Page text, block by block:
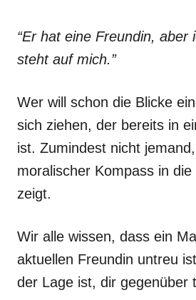
“Er hat eine Freundin, aber
steht auf mich.”
Wer will schon die Blicke
sich ziehen, der bereits in
ist. Zumindest nicht
moralischer Kompass in
zeigt.
Wir alle wissen, dass ein
aktuellen Freundin untreu
der Lage ist, dir gegenüber